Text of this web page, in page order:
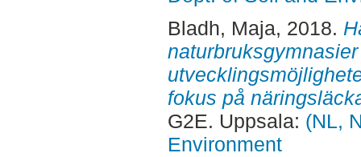
Bladh, Maja, 2018.
fokus på
G2E. Uppsala: (NL,
Environment